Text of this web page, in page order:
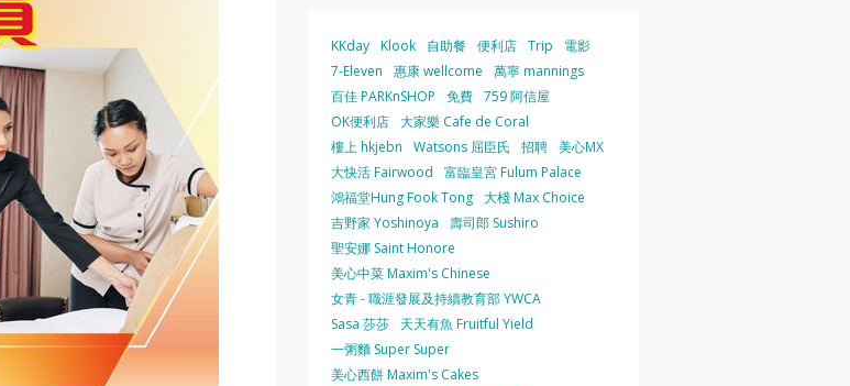
KKday Klook 自助餐 便利店 Trip
電影
7-Eleven
惠康 wellcome
萬寧 mannings
百佳 PARKnSHOP
免費 759 阿信屋
OK便利店 大家樂 Cafe de Coral
樓上 hkjebn
Watsons 屈臣氏 招聘 美心MX
大快活 Fairwood
富臨皇宮 Fulum Palace
鴻福堂Hung Fook Tong 大棧 Max Choice
吉野家 Yoshinoya
壽司郎 Sushiro
聖安娜 Saint Honore
美心中菜 Maxim's Chinese
女青 - 職涯發展及持續教育部 YWCA
Sasa 莎莎
天天有魚 Fruitful Yield
一粥麵 Super Super
美心西餅 Maxim's Cakes